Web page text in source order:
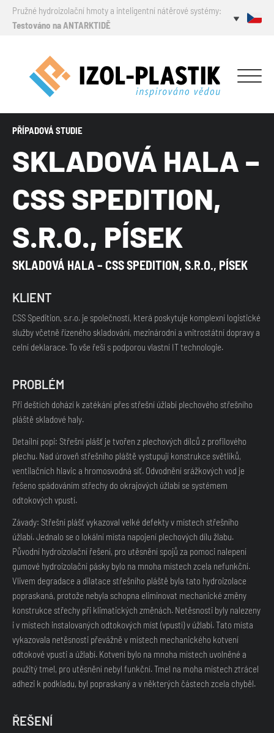
Pružné hydroizolační hmoty a inteligentní nátěrové systémy:
Testováno na ANTARKTIDĚ
PŘÍPADOVÁ STUDIE
SKLADOVÁ HALA –
CSS SPEDITION,
S.R.O., PÍSEK
SKLADOVÁ HALA – CSS SPEDITION, S.R.O., PÍSEK
KLIENT
CSS Spedition, s.r.o. je společností, která poskytuje komplexní logistické
služby včetně řízeného skladování, mezinárodní a vnitrostátní dopravy a
celní deklarace. To vše řeší s podporou vlastní IT technologie.
PROBLÉM
Při deštích dohází k zatékání přes střešní úžlabí plechového střešního
pláště skladové haly.
Detailní popi: Střešní plášť je tvořen z plechových dílců z profilového
plechu. Nad úroveň střešního pláště vystupují konstrukce světlíků,
ventilačních hlavic a hromosvodná síť. Odvodnění srážkových vod je
řešeno spádováním střechy do okrajových úžlabí se systémem
odtokových vpustí.
Závady: Střešní plášť vykazoval velké defekty v místech střešního
úžlabí. Jednalo se o lokální místa napojení plechových dílu žlabu.
Původní hydroizolační řešení, pro utěsnění spojů za pomoci nalepení
gumové hydroizolační pásky bylo na mnoha místech zcela nefunkční.
Vlivem degradace a dilatace střešního pláště byla tato hydroizolace
popraskaná, protože nebyla schopna eliminovat mechanické změny
konstrukce střechy při klimatických změnách. Netěsnosti byly nalezeny
i v místech instalovaných odtokových míst (vpustí) v úžlabí. Tato místa
vykazovala netěsnosti převážně v místech mechanického kotvení
odtokové vpusti a úžlabí. Kotvení bylo na mnoha místech uvolněné a
použitý tmel, pro utěsnění nebyl funkční. Tmel na moha místech ztrácel
adhezi k podkladu, byl popraskaný a v některých částech zcela chyběl.
ŘEŠENÍ